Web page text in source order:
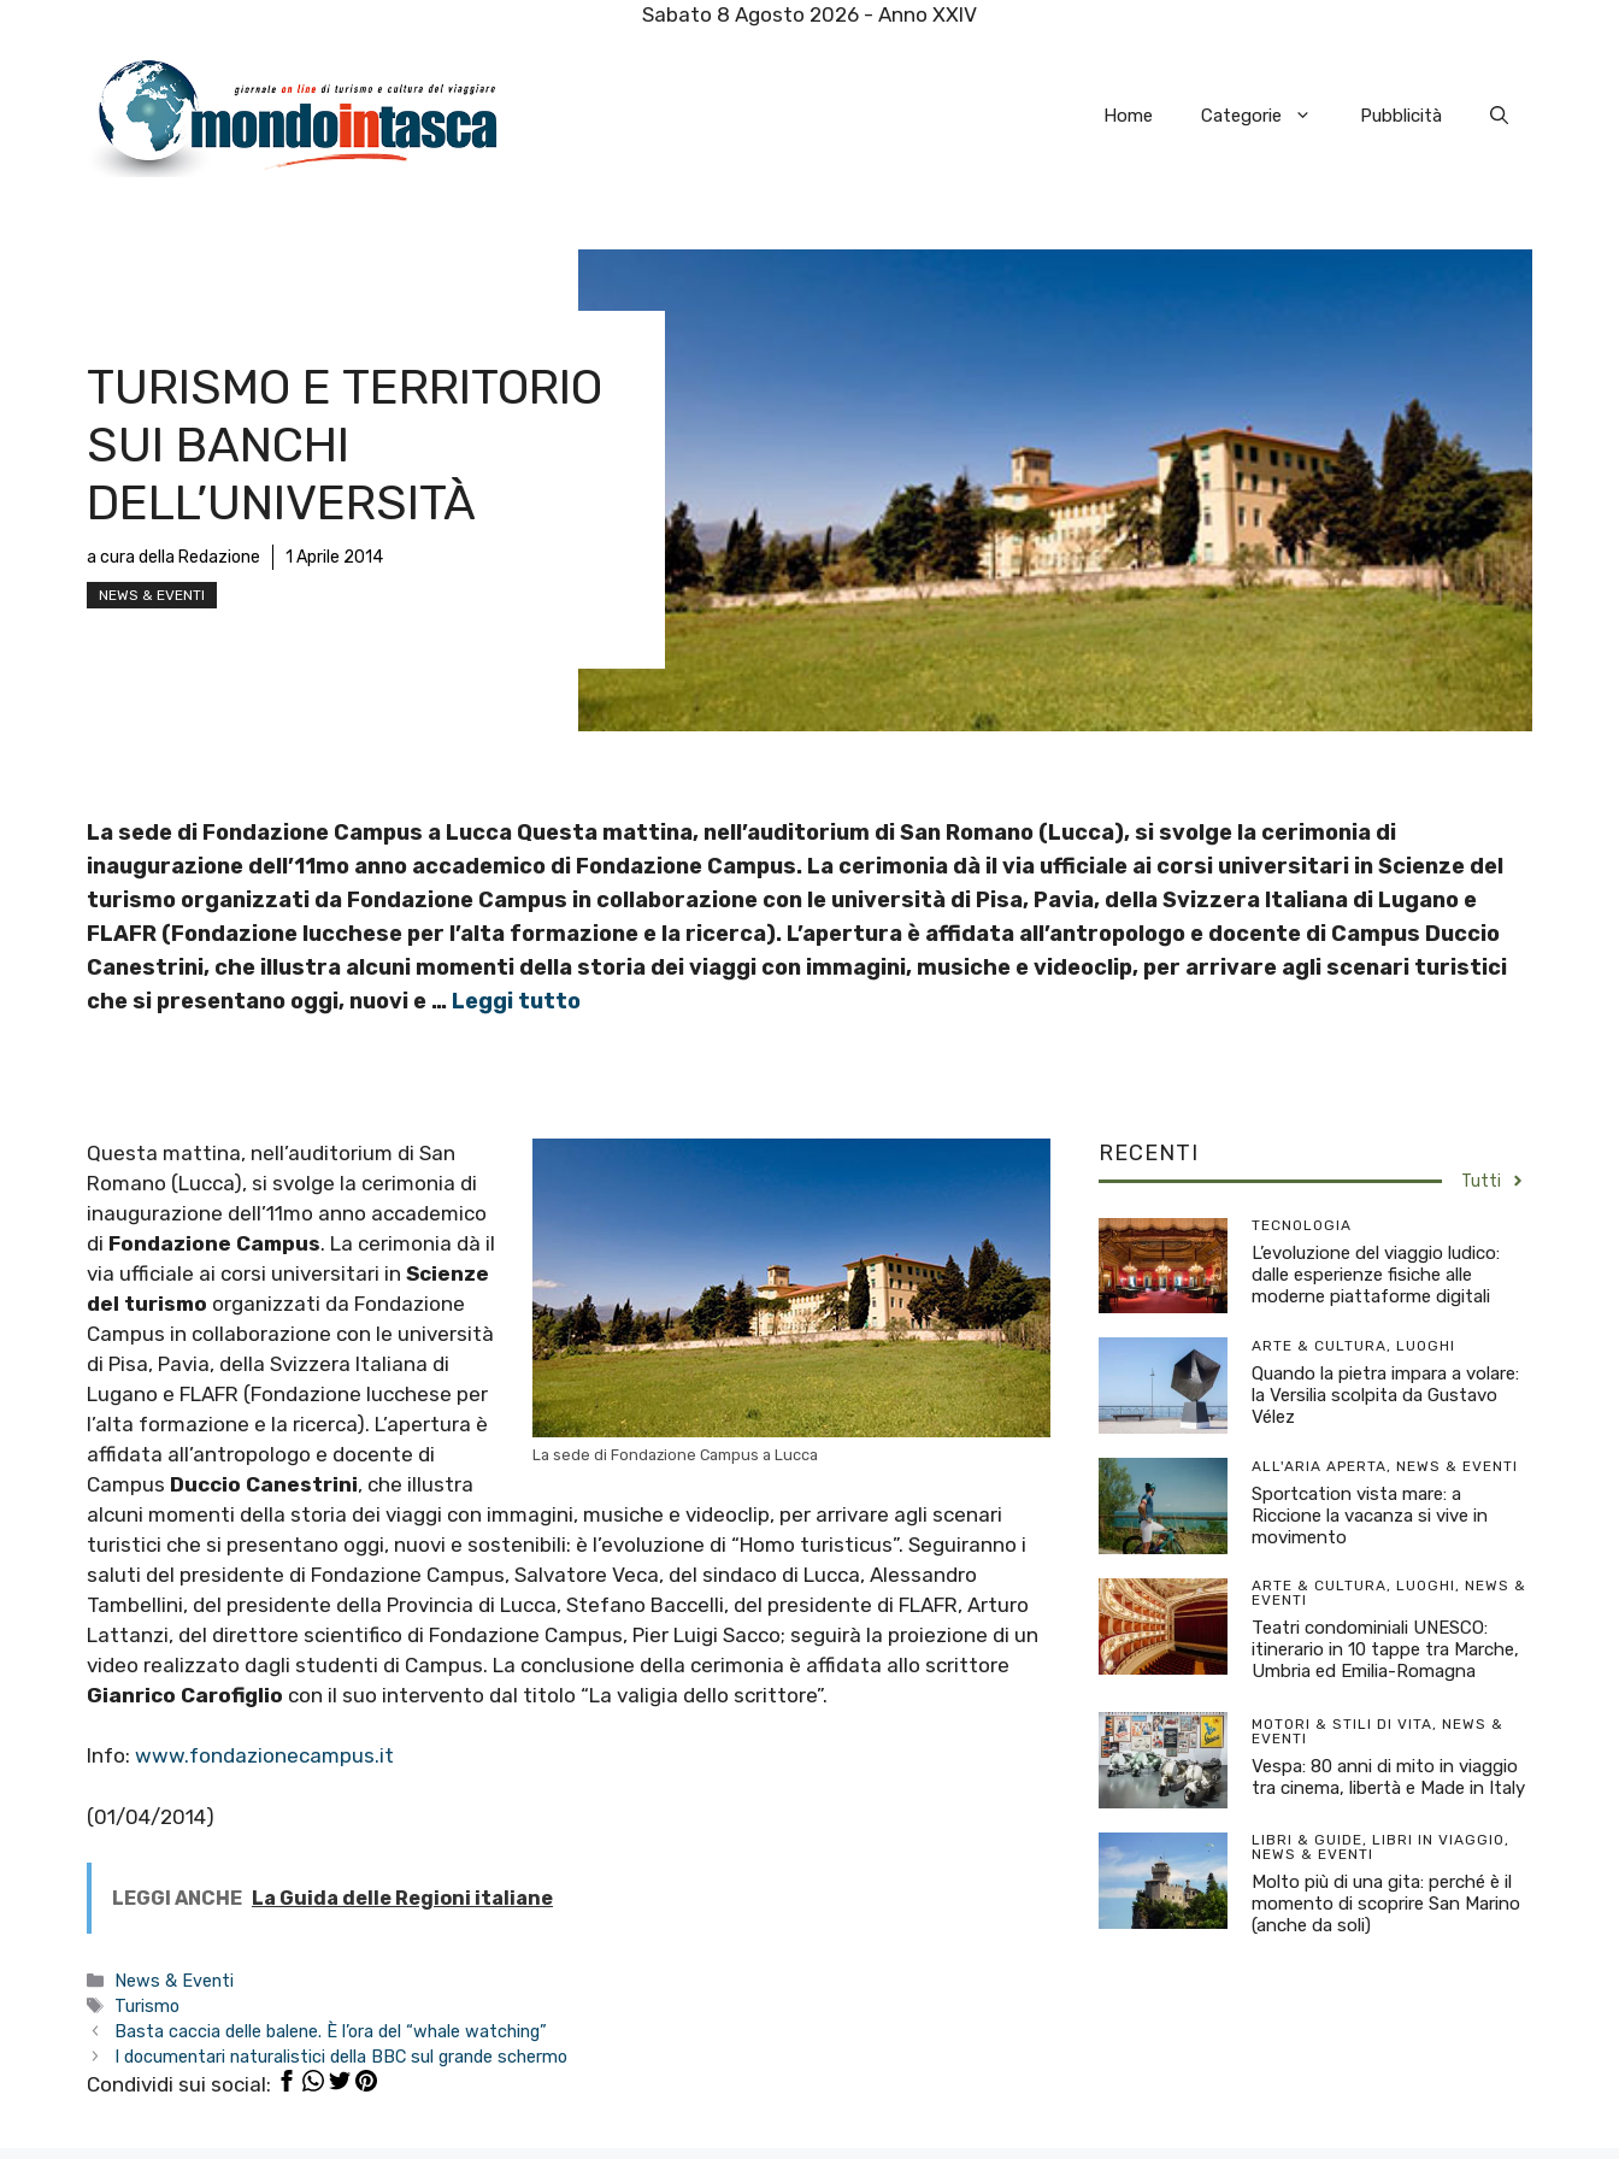
Sabato 8 Agosto 2026 - Anno XXIV
Home Categorie Pubblicità
TURISMO E TERRITORIO
SUI BANCHI
DELL’UNIVERSITÀ
a cura della Redazione 1 Aprile 2014
NEWS & EVENTI
La sede di Fondazione Campus a Lucca Questa mattina, nell’auditorium di San Romano (Lucca), si svolge la cerimonia di
inaugurazione dell’11mo anno accademico di Fondazione Campus. La cerimonia dà il via ufficiale ai corsi universitari in Scienze del
turismo organizzati da Fondazione Campus in collaborazione con le università di Pisa, Pavia, della Svizzera Italiana di Lugano e
FLAFR (Fondazione lucchese per l’alta formazione e la ricerca). L’apertura è affidata all’antropologo e docente di Campus Duccio
Canestrini, che illustra alcuni momenti della storia dei viaggi con immagini, musiche e videoclip, per arrivare agli scenari turistici
che si presentano oggi, nuovi e … Leggi tutto
La sede di Fondazione Campus a Lucca
Questa mattina, nell’auditorium di San
Romano (Lucca), si svolge la cerimonia di
inaugurazione dell’11mo anno accademico
di Fondazione Campus. La cerimonia dà il
via ufficiale ai corsi universitari in Scienze
del turismo organizzati da Fondazione
Campus in collaborazione con le università
di Pisa, Pavia, della Svizzera Italiana di
Lugano e FLAFR (Fondazione lucchese per
l’alta formazione e la ricerca). L’apertura è
affidata all’antropologo e docente di
Campus Duccio Canestrini, che illustra
alcuni momenti della storia dei viaggi con immagini, musiche e videoclip, per arrivare agli scenari
turistici che si presentano oggi, nuovi e sostenibili: è l’evoluzione di “Homo turisticus”. Seguiranno i
saluti del presidente di Fondazione Campus, Salvatore Veca, del sindaco di Lucca, Alessandro
Tambellini, del presidente della Provincia di Lucca, Stefano Baccelli, del presidente di FLAFR, Arturo
Lattanzi, del direttore scientifico di Fondazione Campus, Pier Luigi Sacco; seguirà la proiezione di un
video realizzato dagli studenti di Campus. La conclusione della cerimonia è affidata allo scrittore
Gianrico Carofiglio con il suo intervento dal titolo “La valigia dello scrittore”.
Info: www.fondazionecampus.it
(01/04/2014)
LEGGI ANCHE La Guida delle Regioni italiane
Categorie
News & Eventi
Tag
Turismo
Basta caccia delle balene. È l’ora del “whale watching”
I documentari naturalistici della BBC sul grande schermo
Condividi sui social:
RECENTI
Tutti
TECNOLOGIA
L’evoluzione del viaggio ludico:
dalle esperienze fisiche alle
moderne piattaforme digitali
ARTE & CULTURA, LUOGHI
Quando la pietra impara a volare:
la Versilia scolpita da Gustavo
Vélez
ALL'ARIA APERTA, NEWS & EVENTI
Sportcation vista mare: a
Riccione la vacanza si vive in
movimento
ARTE & CULTURA, LUOGHI, NEWS &
EVENTI
Teatri condominiali UNESCO:
itinerario in 10 tappe tra Marche,
Umbria ed Emilia-Romagna
MOTORI & STILI DI VITA, NEWS &
EVENTI
Vespa: 80 anni di mito in viaggio
tra cinema, libertà e Made in Italy
LIBRI & GUIDE, LIBRI IN VIAGGIO,
NEWS & EVENTI
Molto più di una gita: perché è il
momento di scoprire San Marino
(anche da soli)